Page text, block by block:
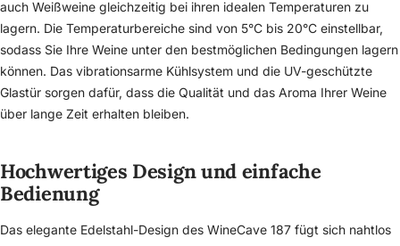
auch Weißweine gleichzeitig bei ihren idealen Temperaturen zu
lagern. Die Temperaturbereiche sind von 5°C bis 20°C einstellbar,
sodass Sie Ihre Weine unter den bestmöglichen Bedingungen lagern
können. Das vibrationsarme Kühlsystem und die UV-geschützte
Glastür sorgen dafür, dass die Qualität und das Aroma Ihrer Weine
über lange Zeit erhalten bleiben.
Hochwertiges Design und einfache
Bedienung
Das elegante Edelstahl-Design des WineCave 187 fügt sich nahtlos